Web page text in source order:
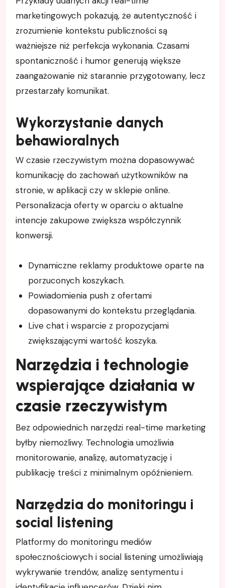
marketingowych pokazują, że autentyczność i
zrozumienie kontekstu publiczności są
ważniejsze niż perfekcja wykonania. Czasami
spontaniczność i humor generują większe
zaangażowanie niż starannie przygotowany, lecz
przestarzały komunikat.
Wykorzystanie danych
behawioralnych
W czasie rzeczywistym można dopasowywać
komunikację do zachowań użytkowników na
stronie, w aplikacji czy w sklepie online.
Personalizacja oferty w oparciu o aktualne
intencje zakupowe zwiększa współczynnik
konwersji.
Dynamiczne reklamy produktowe oparte na
porzuconych koszykach.
Powiadomienia push z ofertami
dopasowanymi do kontekstu przeglądania.
Live chat i wsparcie z propozycjami
zwiększającymi wartość koszyka.
Narzędzia i technologie
wspierające działania w
czasie rzeczywistym
Bez odpowiednich narzędzi real-time marketing
byłby niemożliwy. Technologia umożliwia
monitorowanie, analizę, automatyzację i
publikację treści z minimalnym opóźnieniem.
Narzędzia do monitoringu i
social listening
Platformy do monitoringu mediów
społecznościowych i social listening umożliwiają
wykrywanie trendów, analizę sentymentu i